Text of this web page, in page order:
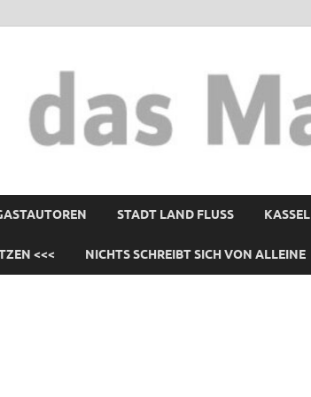
STADT LAND FLUSS KASSEL
<<< NICHTS SCHREIBT SICH VON ALLEINE